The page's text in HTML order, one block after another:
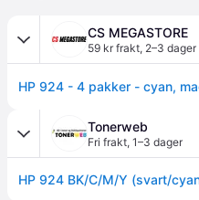
CS MEGASTORE
59 kr frakt, 2–3 dager
Tonerweb
Fri frakt, 1–3 dager